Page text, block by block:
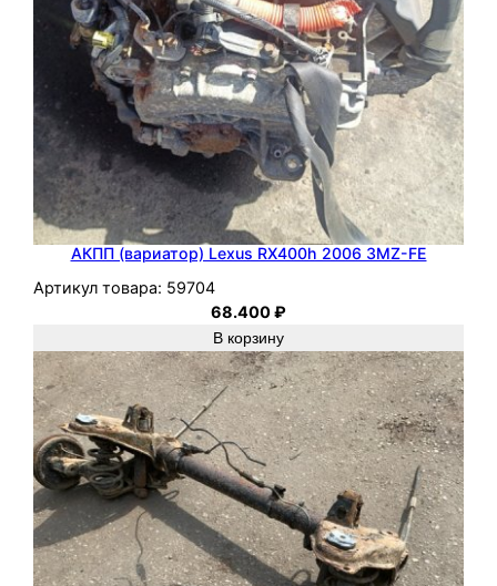
АКПП (вариатор) Lexus RX400h 2006 3MZ-FE
Артикул товара: 59704
68.400₽
В корзину